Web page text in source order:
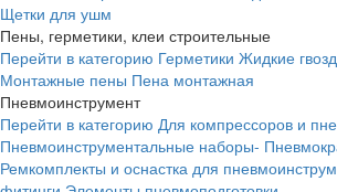
Щетки для ушм
Пены, герметики, клеи строительные
Перейти в категорию Герметики Жидкие
Монтажные пены Пена монтажная
Пневмоинструмент
Перейти в категорию Для компрессоров и
Пневмоинструментальные наборы-
Ремкомплекты и оснастка для